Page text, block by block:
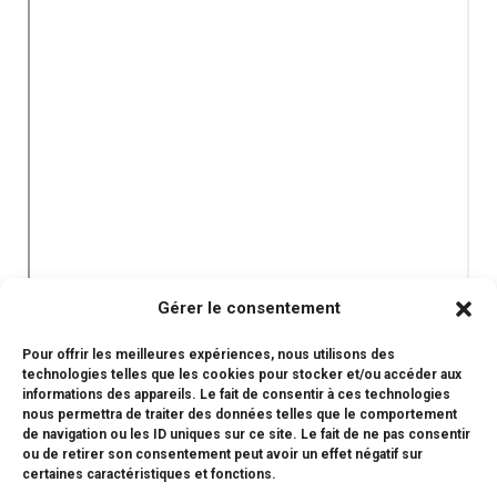
Gérer le consentement
Pour offrir les meilleures expériences, nous utilisons des
technologies telles que les cookies pour stocker et/ou accéder aux
informations des appareils. Le fait de consentir à ces technologies
nous permettra de traiter des données telles que le comportement
de navigation ou les ID uniques sur ce site. Le fait de ne pas consentir
ou de retirer son consentement peut avoir un effet négatif sur
certaines caractéristiques et fonctions.
We thank the language teachers who participated in this
project, Mr. BRANERA, Ms. KATO, Ms. MAZE and Mr.
MOISAN who also shot and edited the video.